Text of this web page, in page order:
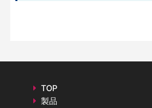
TOP
製品